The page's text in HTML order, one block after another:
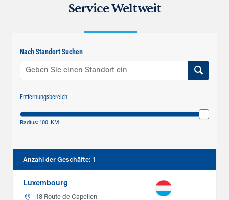
Service Weltweit
Nach Standort Suchen
Entfernungsbereich
Radius: 100 KM
Anzahl der Geschäfte: 1
Luxembourg
18 Route de Capellen